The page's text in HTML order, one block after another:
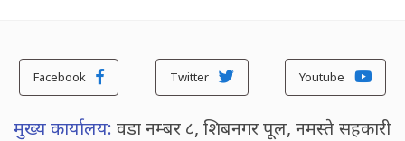
Facebook Twitter Youtube
मुख्य कार्यालय: वडा नम्बर ८, शिबनगर पूल, नमस्ते सहकारी